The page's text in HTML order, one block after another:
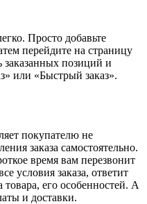
Просто добавьте
перейдите на страницу
заказанных позиций и
или «Быстрый заказ».
покупателю не
заказа самостоятельно.
время вам перезвонит
условия заказа, ответит
его особенностей. А
и доставки.